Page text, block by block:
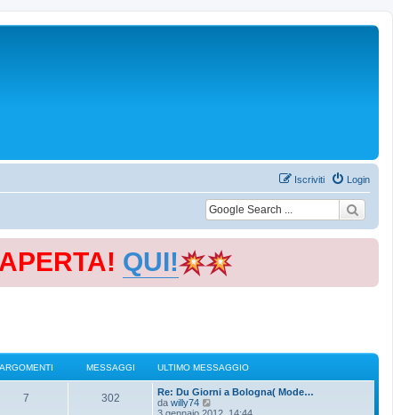
Login
Iscriviti
QUI!
ARGOMENTI MESSAGGI ULTIMO MESSAGGIO
7 302
Re: Du Giorni a Bologna( Mode…
da willy74
e
3 gennaio 2012, 14:44